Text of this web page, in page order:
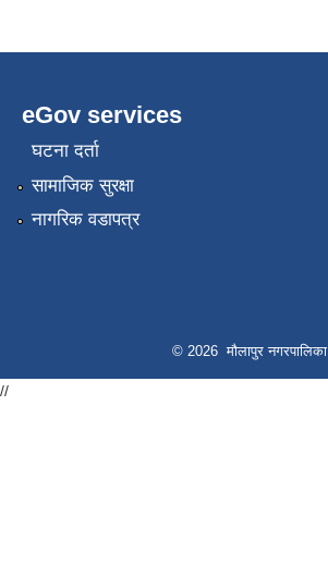
eGov services
घटना दर्ता
सामाजिक सुरक्षा
नागरिक वडापत्र
© 2026 मौलापुर नगरपालिका
//